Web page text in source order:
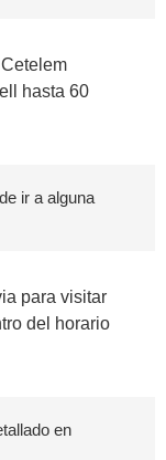
hasta 60
ir a alguna
para visitar
del horario
en